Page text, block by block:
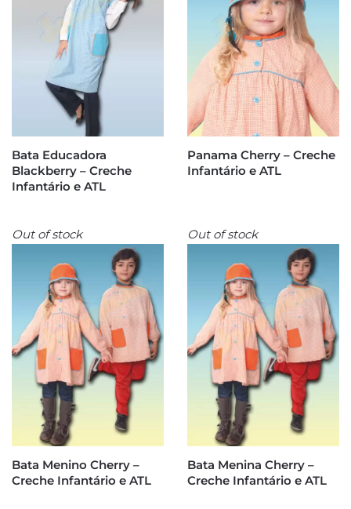
Bata Educadora
Blackberry – Creche
Infantário e ATL
Panama Cherry – Creche
Infantário e ATL
Out of stock
Bata Menino Cherry –
Creche Infantário e ATL
Out of stock
Bata Menina Cherry –
Creche Infantário e ATL